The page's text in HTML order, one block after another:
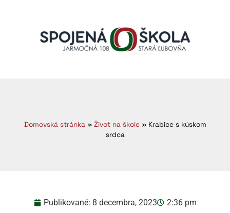
Domovská stránka» Život na škole» Krabice s kúskom
srdca
Publikované: 8 decembra, 2023 2:36 pm